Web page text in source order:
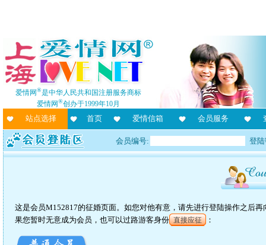
爱情网®是中华人民共和国注册服务商标
爱情网®创办于1999年10月
站点选择 首页 爱情信箱 会员服务
会员编号: 登
这是会员M152817的征婚页面。如您对他有意，请先进行登陆操作之后
果您暂时无意成为会员，也可以过路游客身份 直接应征 ：